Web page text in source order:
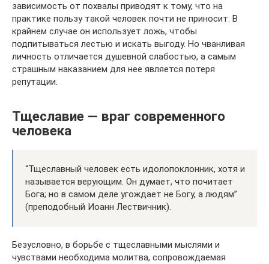
зависимость от похвалы приводят к тому, что на
практике пользу такой человек почти не приносит. В
крайнем случае он использует ложь, чтобы
подпитываться лестью и искать выгоду. Но чванливая
личность отличается душевной слабостью, а самым
страшным наказанием для нее является потеря
репутации.
Тщеславие — враг современного
человека
“Тщеславный человек есть идолопоклонник, хотя и
называется верующим. Он думает, что почитает
Бога; но в самом деле угождает не Богу, а людям”
(преподобный Иоанн Лествичник).
Безусловно, в борьбе с тщеславными мыслями и
чувствами необходима молитва, сопровождаемая